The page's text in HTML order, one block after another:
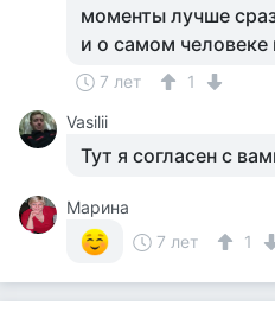
моменты лучше
и о самом человеке
7 лет
1
Vasilii
Тут я согласен с
Марина
7 лет
1